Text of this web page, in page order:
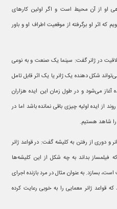
او از آن محیط است و اگر اولین کارهای
که اثر او برگرفته از موقعیت اطراف او و باور
خلاقیت در ژانر گفت: سینما یک صنعت و به نوعی
شکل دهنده یک ژانر یا یک اثر قابل تامل
آغاز می‌شود و در طول زمان این ایده هزاران
ایده اولیه چیزی باقی نمانده باشد اما در
را شاهد هستیم.
و دوری از رفتن به کلیشه گفت: در قواعد ژانر
فیلمساز بداند به چه شکل از این کلیشه‌ها
بسازد. به عنوان مثال در مرد بازنده اجرای
قواعد ژانر معمایی را به خوبی رعایت کرده